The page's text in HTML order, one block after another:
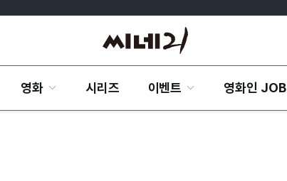
영화 시리즈 이벤트 영화인 JOB